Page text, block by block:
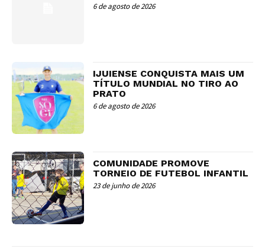
6 de agosto de 2026
IJUIENSE CONQUISTA MAIS UM
TÍTULO MUNDIAL NO TIRO AO
PRATO
6 de agosto de 2026
COMUNIDADE PROMOVE
TORNEIO DE FUTEBOL INFANTIL
23 de junho de 2026